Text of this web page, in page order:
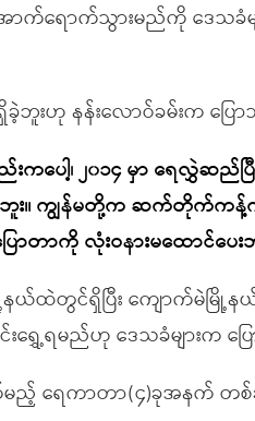
ာက်ရောက်သွားမည်ကို ဒေသခံမ
းဟု နန်းလောဝ်ခမ်းက ပြေ
ေါ့၊ ၂၀၁၄ မှာ ရေလွှဲဆည်ပြီ
ခဲ့ဘူး။ ကျွန်မတို့က ဆက်တိုက်က
ောတာကို လုံးဝနားမထောင်ပေး
တွင်ရှိပြီး ကျောက်မဲမြို့နယ်အ
းရွှေ့ရမည်ဟု ဒေသခံများက ပ
က်မည့် ရေကာတာ(၄)ခုအနက် တ